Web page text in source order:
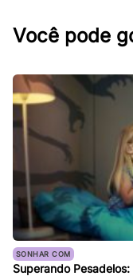
Você pode
SONHAR COM
Superando